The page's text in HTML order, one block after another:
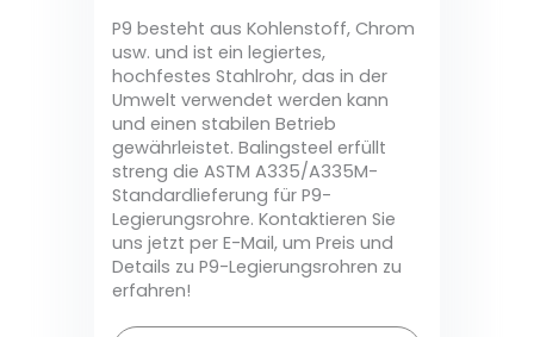
P9 besteht aus Kohlenstoff, Chrom
usw. und ist ein legiertes,
hochfestes Stahlrohr, das in der
Umwelt verwendet werden kann
und einen stabilen Betrieb
gewährleistet. Balingsteel erfüllt
streng die ASTM A335/A335M-
Standardlieferung für P9-
Legierungsrohre. Kontaktieren Sie
uns jetzt per E-Mail, um Preis und
Details zu P9-Legierungsrohren zu
erfahren!